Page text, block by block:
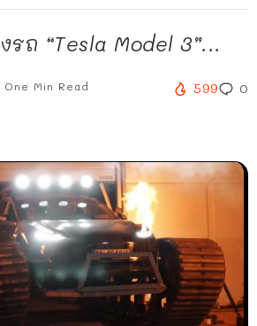
รถ “Tesla Model 3”...
One Min Read 599 0